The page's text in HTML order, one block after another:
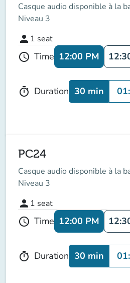
Casque audio disponible à la
Niveau 3
person 1 seat
schedule Time 12:00 PM
timer Duration 30 min
PC24
Casque audio disponible à la
Niveau 3
person 1 seat
schedule Time 12:00 PM
timer Duration 30 min